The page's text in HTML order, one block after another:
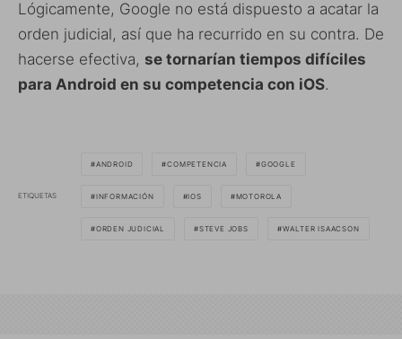
Lógicamente, Google no está dispuesto a acatar la
orden judicial, así que ha recurrido en su contra. De
hacerse efectiva, se tornarían tiempos difíciles
para Android en su competencia con iOS.
ETIQUETAS
ANDROID COMPETENCIA GOOGLE
INFORMACIÓN IOS MOTOROLA
ORDEN JUDICIAL STEVE JOBS WALTER ISAACSON